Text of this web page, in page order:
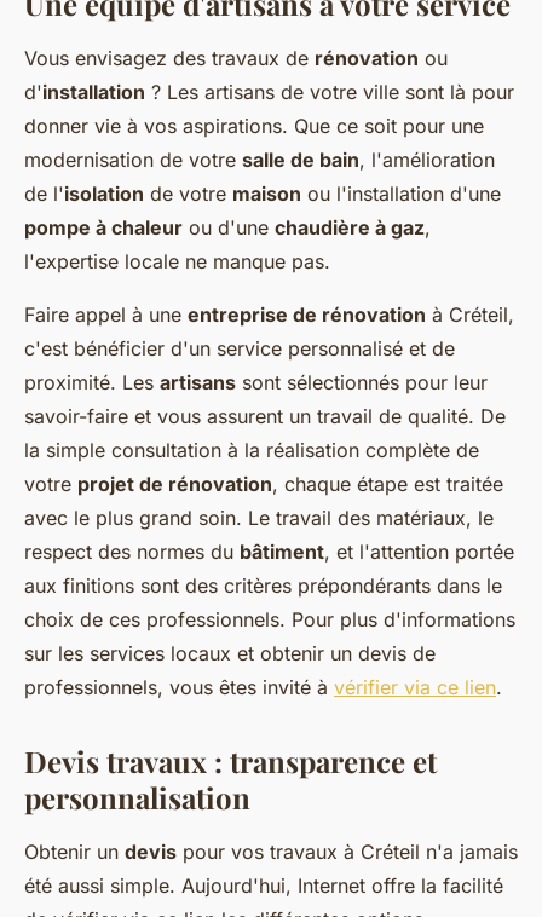
Vous envisagez des travaux de rénovation ou
d'installation ? Les artisans de votre ville sont là pour
donner vie à vos aspirations. Que ce soit pour une
modernisation de votre salle de bain, l'amélioration
de l'isolation de votre maison ou l'installation d'une
pompe à chaleur ou d'une chaudière à gaz,
l'expertise locale ne manque pas.
Faire appel à une entreprise de rénovation à Créteil,
c'est bénéficier d'un service personnalisé et de
proximité. Les artisans sont sélectionnés pour leur
savoir-faire et vous assurent un travail de qualité. De
la simple consultation à la réalisation complète de
votre projet de rénovation, chaque étape est traitée
avec le plus grand soin. Le travail des matériaux, le
respect des normes du bâtiment, et l'attention portée
aux finitions sont des critères prépondérants dans le
choix de ces professionnels. Pour plus d'informations
sur les services locaux et obtenir un devis de
professionnels, vous êtes invité à vérifier via ce lien.
Devis travaux : transparence et
personnalisation
Obtenir un devis pour vos travaux à Créteil n'a jamais
été aussi simple. Aujourd'hui, Internet offre la facilité